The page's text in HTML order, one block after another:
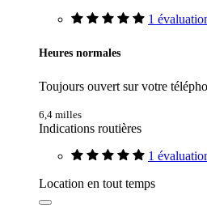
1
Heures normales
Toujours ouvert sur votre
6,4 milles
Indications routières
1
Location en tout temps